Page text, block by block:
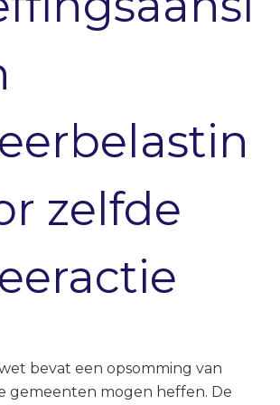
zelfde
bevat een opsomming van
gemeenten mogen heffen. De